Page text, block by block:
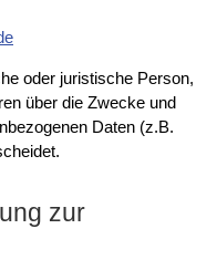
oder juristische Person,
über die Zwecke und
Daten (z.B.
zur